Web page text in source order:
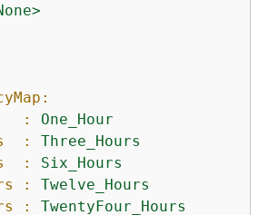
:
One_Hour
:
Three_Hours
:
Six_Hours
:
Twelve_Hours
:
TwentyFour_Hours